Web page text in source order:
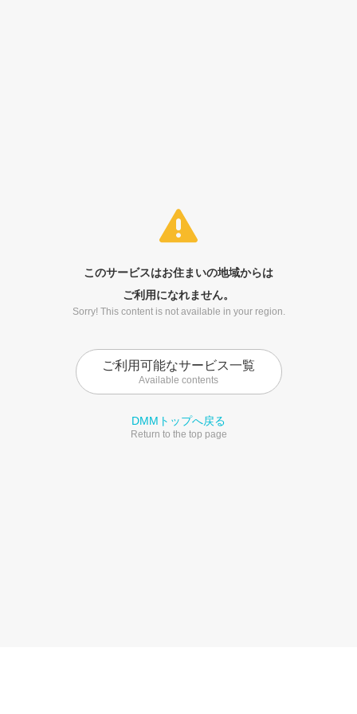
このサービスはお住まいの地域からは
ご利用になれません。
Sorry! This content is not available in your region.
ご利用可能なサービス一覧
Available contents
DMMトップへ戻る
Return to the top page